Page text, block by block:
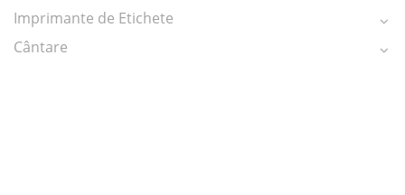
Imprimante de Etichete
Cântare